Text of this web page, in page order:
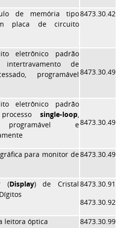
de memória tipo
placa de circuito
8473.30.42
eletrônico padrão
de
programável8473.30.49
eletrônico padrão
single-loop,
programável e8473.30.49
para monitor de8473.30.49
(Display) de Cristal8473.30.91
8473.30.92
leitora óptica 8473.30.99